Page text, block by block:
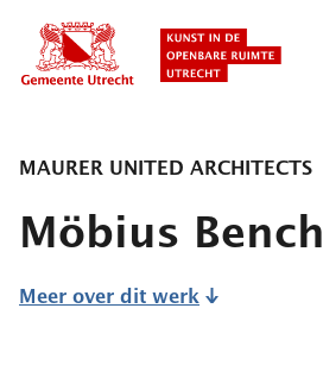
en
naar
gaan
MAURER UNITED ARCHITECTS
Möbius Bench
Meer over dit werk